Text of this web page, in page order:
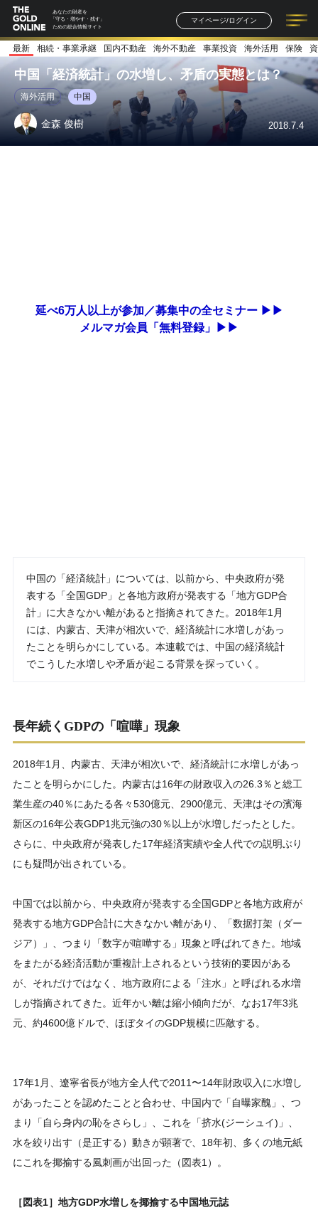
あなたの財産を
「守る・増やす・残す」
ための総合情報サイト
マイページ/ログイン
記事一覧 連載一覧
著者一覧 書籍一覧
最新 相続・事業承継 国内不動産 海外不動産 事業投資 海外活用 保険
中国「経済統計」の水増し、矛盾の実態とは？
海外活用 中国
金森 俊樹 2018.7.4
延べ6万人以上が参加／募集中の全セミナー ▶▶
メルマガ会員「無料登録」▶▶
中国の「経済統計」については、以前から、中央政府が発
表する「全国GDP」と各地方政府が発表する「地方GDP合
計」に大きなかい離があると指摘されてきた。2018年1月
には、内蒙古、天津が相次いで、経済統計に水増しがあっ
たことを明らかにしている。本連載では、中国の経済統計
でこうした水増しや矛盾が起こる背景を探っていく。
長年続くGDPの「喧嘩」現象
2018年1月、内蒙古、天津が相次いで、経済統計に水増しがあっ
たことを明らかにした。内蒙古は16年の財政収入の26.3％と総工
業生産の40％にあたる各々530億元、2900億元、天津はその濱海
新区の16年公表GDP1兆元強の30％以上が水増しだったとした。
さらに、中央政府が発表した17年経済実績や全人代での説明ぶり
にも疑問が出されている。
中国では以前から、中央政府が発表する全国GDPと各地方政府が
発表する地方GDP合計に大きなかい離があり、「数据打架（ダー
ジア）」、つまり「数字が喧嘩する」現象と呼ばれてきた。地域
をまたがる経済活動が重複計上されるという技術的要因がある
が、それだけではなく、地方政府による「注水」と呼ばれる水増
しが指摘されてきた。近年かい離は縮小傾向だが、なお17年3兆
元、約4600億ドルで、ほぼタイのGDP規模に匹敵する。
17年1月、遼寧省長が地方全人代で2011〜14年財政収入に水増し
があったことを認めたことと合わせ、中国内で「自曝家醜」、つ
まり「自ら身内の恥をさらし」、これを「挤水(ジーシュイ)」、
水を絞り出す（是正する）動きが顕著で、18年初、多くの地元紙
にこれを揶揄する風刺画が出回った（図表1）。
［図表1］地方GDP水増しを揶揄する中国地元誌